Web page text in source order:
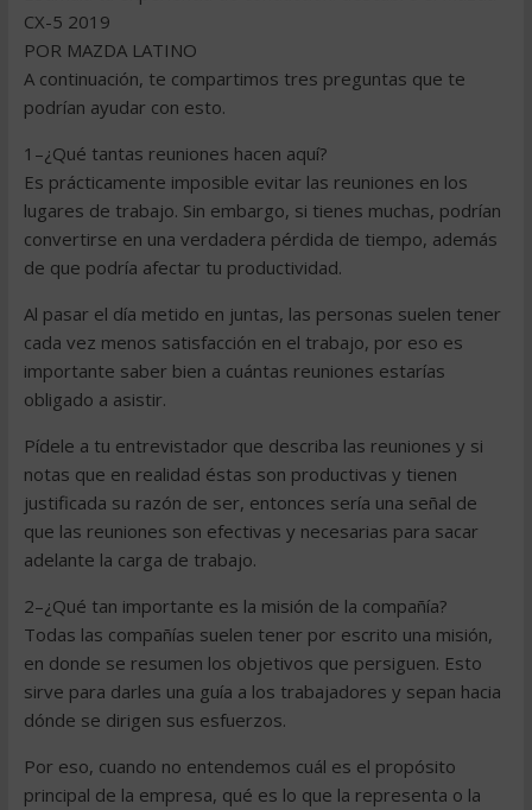
CX-5 2019
POR MAZDA LATINO
A continuación, te compartimos tres preguntas que te
podrían ayudar con esto.
1–¿Qué tantas reuniones hacen aquí?
Es prácticamente imposible evitar las reuniones en los
lugares de trabajo. Sin embargo, si tienes muchas, podrían
convertirse en una verdadera pérdida de tiempo, además
de que podría afectar tu productividad.
Al pasar el día metido en juntas, las personas suelen tener
cada vez menos satisfacción en el trabajo, por eso es
importante saber bien a cuántas reuniones estarías
obligado a asistir.
Pídele a tu entrevistador que describa las reuniones y si
notas que en realidad éstas son productivas y tienen
justificada su razón de ser, entonces sería una señal de
que las reuniones son efectivas y necesarias para sacar
adelante la carga de trabajo.
2–¿Qué tan importante es la misión de la compañía?
Todas las compañías suelen tener por escrito una misión,
en donde se resumen los objetivos que persiguen. Esto
sirve para darles una guía a los trabajadores y sepan hacia
dónde se dirigen sus esfuerzos.
Por eso, cuando no entendemos cuál es el propósito
principal de la empresa, qué es lo que la representa o la